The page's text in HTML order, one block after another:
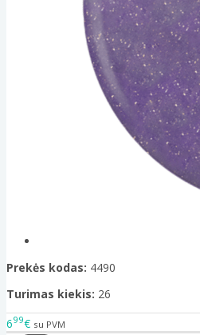
Prekės kodas: 4490
Turimas kiekis: 26
699€ su PVM